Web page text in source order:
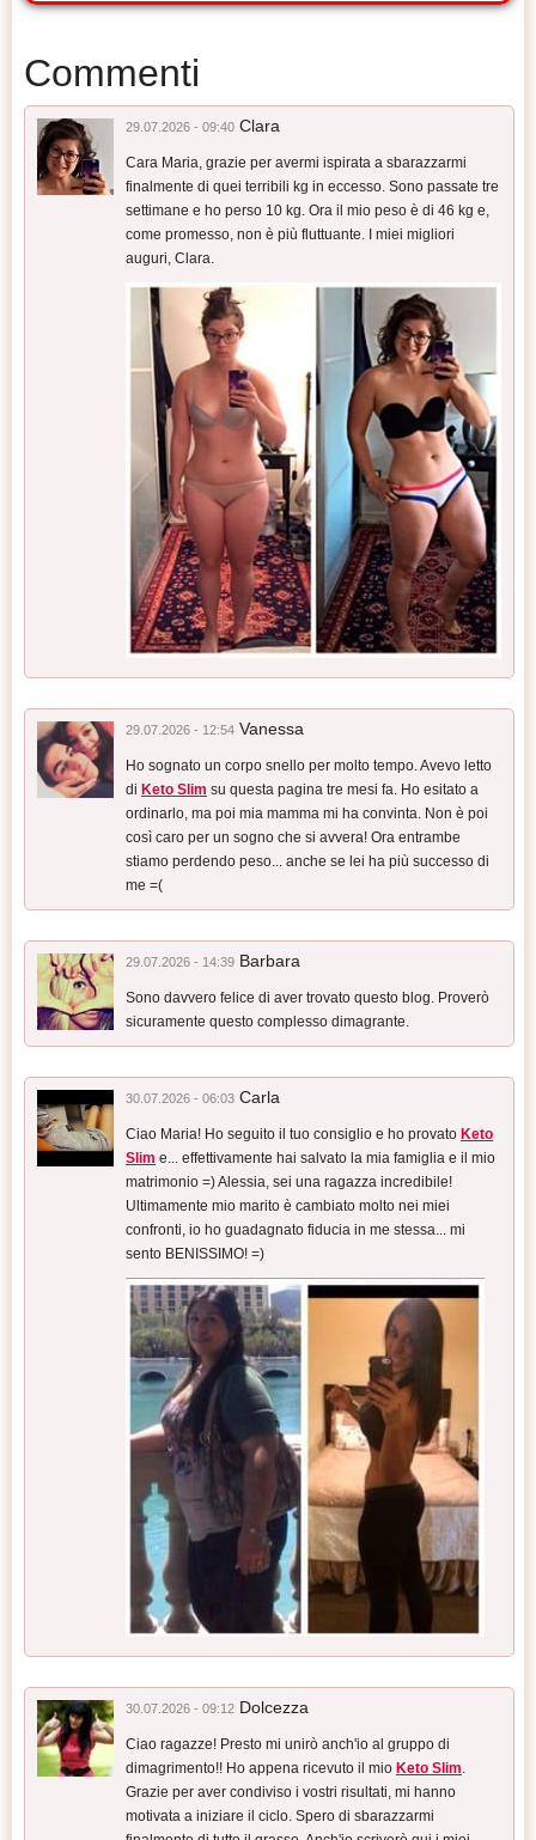
Commenti
29.07.2026 - 09:40 Clara
Cara Maria, grazie per avermi ispirata a sbarazzarmi
finalmente di quei terribili kg in eccesso. Sono passate tre
settimane e ho perso 10 kg. Ora il mio peso è di 46 kg e,
come promesso, non è più fluttuante. I miei migliori
auguri, Clara.
29.07.2026 - 12:54 Vanessa
Ho sognato un corpo snello per molto tempo. Avevo letto
di Keto Slim su questa pagina tre mesi fa. Ho esitato a
ordinarlo, ma poi mia mamma mi ha convinta. Non è poi
così caro per un sogno che si avvera! Ora entrambe
stiamo perdendo peso... anche se lei ha più successo di
me =(
29.07.2026 - 14:39 Barbara
Sono davvero felice di aver trovato questo blog. Proverò
sicuramente questo complesso dimagrante.
30.07.2026 - 06:03 Carla
Ciao Maria! Ho seguito il tuo consiglio e ho provato Keto
Slim e... effettivamente hai salvato la mia famiglia e il mio
matrimonio =) Alessia, sei una ragazza incredibile!
Ultimamente mio marito è cambiato molto nei miei
confronti, io ho guadagnato fiducia in me stessa... mi
sento BENISSIMO! =)
30.07.2026 - 09:12 Dolcezza
Ciao ragazze! Presto mi unirò anch'io al gruppo di
dimagrimento!! Ho appena ricevuto il mio Keto Slim.
Grazie per aver condiviso i vostri risultati, mi hanno
motivata a iniziare il ciclo. Spero di sbarazzarmi